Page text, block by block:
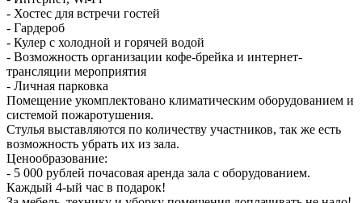
- Хостес для встречи гостей
- Гардероб
- Кулер с холодной и горячей водой
- Возможность организации кофе-брейка и интернет-
трансляции мероприятия
- Личная парковка
Помещение укомплектовано климатическим оборудованием и
системой пожаротушения.
Стулья выставляются по количеству участников, так же есть
возможность убрать их из зала.
Ценообразование:
- 5 000 рублей почасовая аренда зала с оборудованием.
Каждый 4-ый час в подарок!